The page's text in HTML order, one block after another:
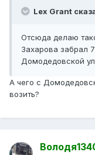
Lex Grant
Отсюда делаю
Захарова забрал
Домодедовской
А чего с
возить?